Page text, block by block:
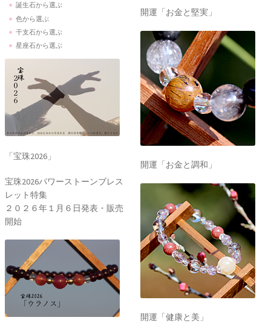
誕生石から選ぶ
色から選ぶ
干支石から選ぶ
星座石から選ぶ
「宝珠2026」
宝珠2026パワーストーンブレス
レット特集
２０２６年１月６日発表・販売
開始
開運「お金と堅実」
開運「お金と調和」
開運「健康と美」